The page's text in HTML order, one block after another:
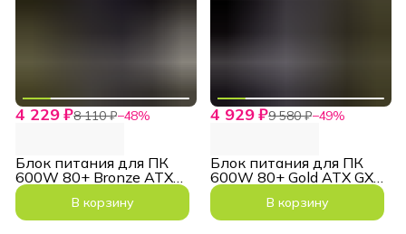
4 229 ₽8 110 ₽−48%
Блок питания для ПК
600W 80+ Bronze ATX
GM 600B Черный
В корзину
4 929 ₽9 580 ₽−49%
Блок питания для ПК
600W 80+ Gold ATX GX
600G Черный
В корзину